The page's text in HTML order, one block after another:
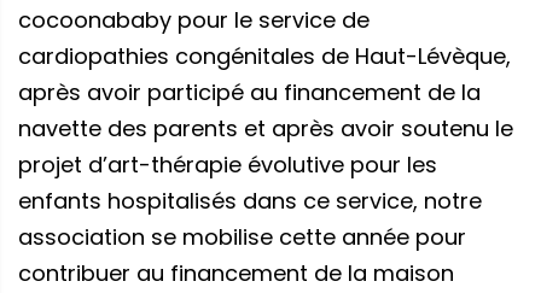
cocoonababy pour le service de
cardiopathies congénitales de Haut-Lévèque,
après avoir participé au financement de la
navette des parents et après avoir soutenu le
projet d’art-thérapie évolutive pour les
enfants hospitalisés dans ce service, notre
association se mobilise cette année pour
contribuer au financement de la maison